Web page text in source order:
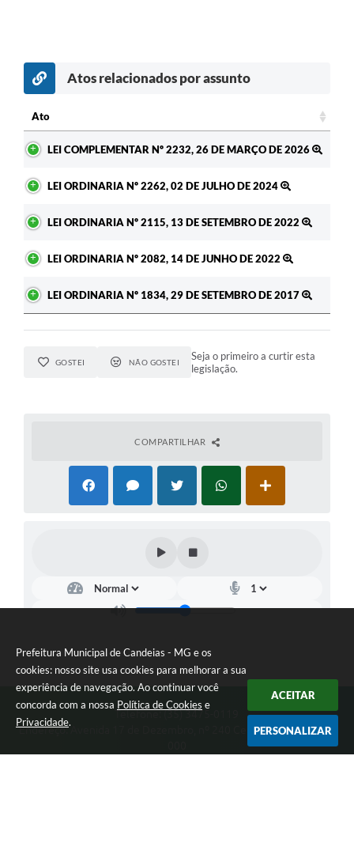
Prefeitura Municipal de Candeias - MG e os
cookies: nosso site usa cookies para melhorar a sua
experiência de navegação. Ao continuar você
concorda com a nossa Política de Cookies e
Privacidade.
ACEITAR
PERSONALIZAR
Atos relacionados por assunto
Ato
LEI COMPLEMENTAR Nº 2232, 26 DE MARÇO DE 2026
LEI ORDINARIA Nº 2262, 02 DE JULHO DE 2024
LEI ORDINARIA Nº 2115, 13 DE SETEMBRO DE 2022
LEI ORDINARIA Nº 2082, 14 DE JUNHO DE 2022
LEI ORDINARIA Nº 1834, 29 DE SETEMBRO DE 2017
GOSTEI NÃO GOSTEI
Seja o primeiro a curtir esta
legislação.
COMPARTILHAR
Telefone: (35) 3475-0119
Endereço: Avenida 17 de Dezembro, nº 240 Centro | CEP: 37280-